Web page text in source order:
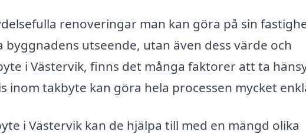
renoveringar man kan göra på sin
utseende, utan även dess värde och
i Västervik, finns det många faktorer att ta
inom takbyte kan göra hela processen mycket
i Västervik kan de hjälpa till med en mängd olika